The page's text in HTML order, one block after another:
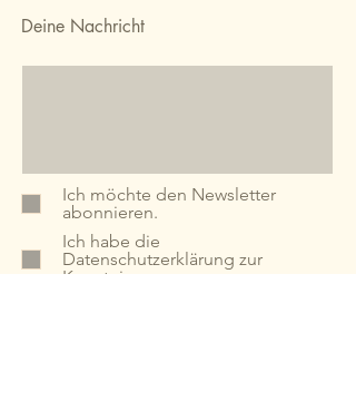
Deine Nachricht
Ich möchte den Newsletter
abonnieren.
Ich habe die
Datenschutzerklärung zur
Kenntnis genommen.